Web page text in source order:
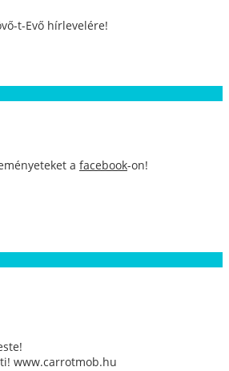
t-Evő hírlevelére!
a facebook-on!
www.carrotmob.hu